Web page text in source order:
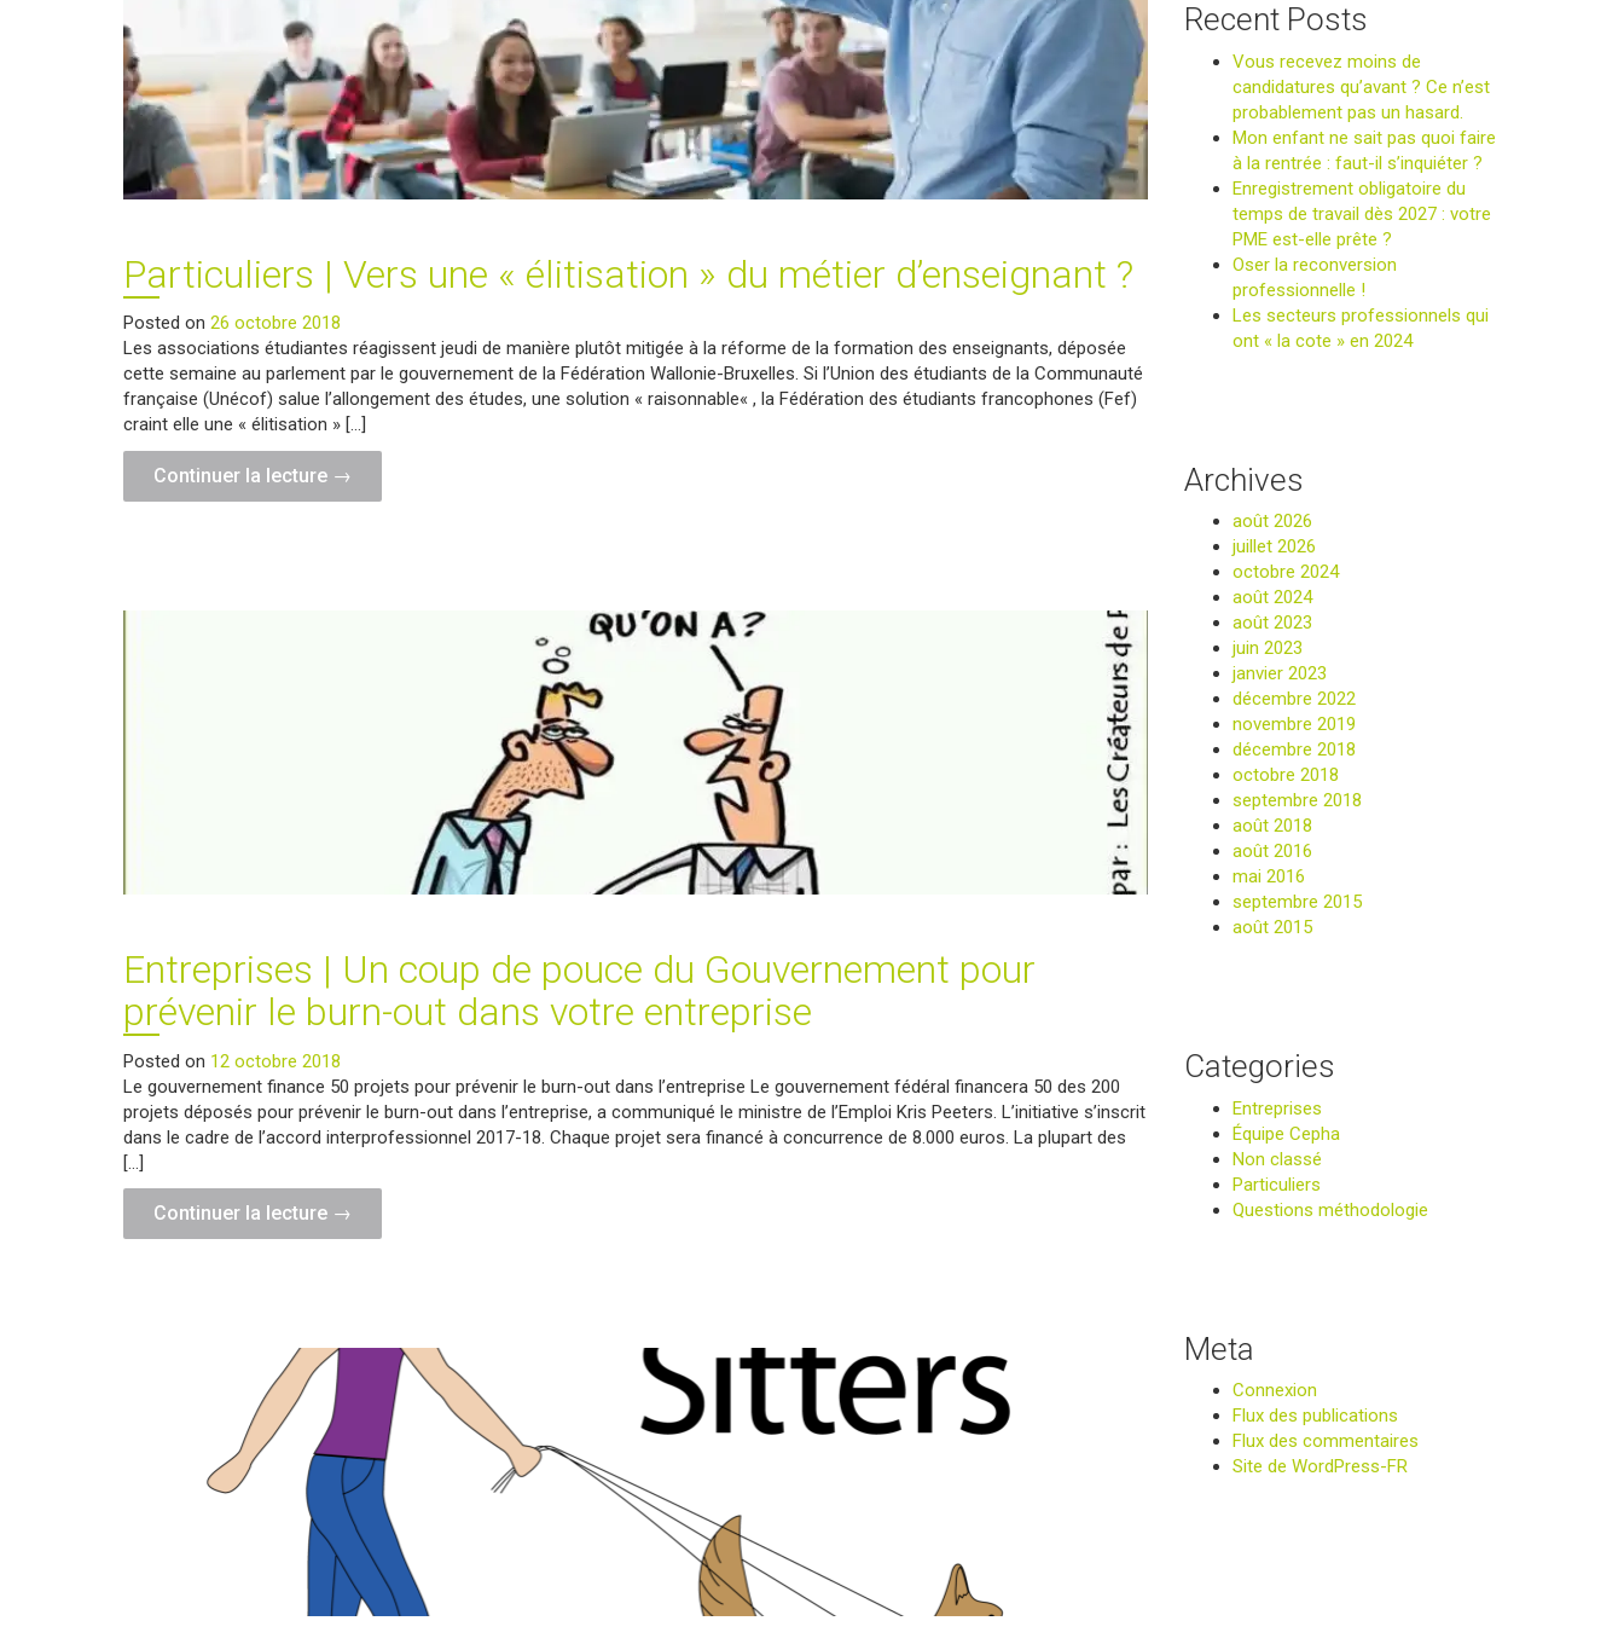
Particuliers | Vers une « élitisation » du métier d’enseignant ?
Posted on 26 octobre 2018
Les associations étudiantes réagissent jeudi de manière plutôt mitigée à la réforme de la formation des enseignants, déposée
cette semaine au parlement par le gouvernement de la Fédération Wallonie-Bruxelles. Si l’Union des étudiants de la Communauté
française (Unécof) salue l’allongement des études, une solution « raisonnable« , la Fédération des étudiants francophones (Fef)
craint elle une « élitisation » […]
Continuer la lecture "Particuliers
|
→
Entreprises | Un coup de pouce du Gouvernement pour
prévenir le burn-out dans votre entreprise
Posted on 12 octobre 2018
Le gouvernement finance 50 projets pour prévenir le burn-out dans l’entreprise Le gouvernement fédéral financera 50 des 200
projets déposés pour prévenir le burn-out dans l’entreprise, a communiqué le ministre de l’Emploi Kris Peeters. L’initiative s’inscrit
dans le cadre de l’accord interprofessionnel 2017-18. Chaque projet sera financé à concurrence de 8.000 euros. La plupart des
[…]
Continuer la lecture "Entreprises
|
pouce
du
Gouvernement
pour
prévenir
le
burn-
out
dans
votre
entreprise"
→
Recent Posts
Vous recevez moins de
candidatures qu’avant ? Ce n’est
probablement pas un hasard.
Mon enfant ne sait pas quoi faire
à la rentrée : faut-il s’inquiéter ?
Enregistrement obligatoire du
temps de travail dès 2027 : votre
PME est-elle prête ?
Oser la reconversion
professionnelle !
Les secteurs professionnels qui
ont « la cote » en 2024
Archives
août 2026
juillet 2026
octobre 2024
août 2024
août 2023
juin 2023
janvier 2023
décembre 2022
novembre 2019
décembre 2018
octobre 2018
septembre 2018
août 2018
août 2016
mai 2016
septembre 2015
août 2015
Categories
Entreprises
Équipe Cepha
Non classé
Particuliers
Questions méthodologie
Meta
Connexion
Flux des publications
Flux des commentaires
Site de WordPress-FR